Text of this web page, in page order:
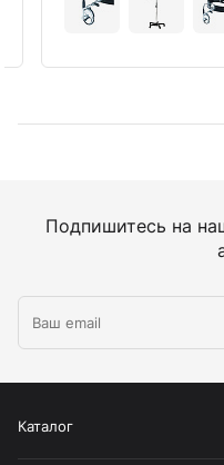
Подпишитесь на
Каталог